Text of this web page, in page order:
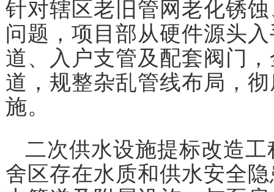
针对辖区老旧管网老化锈
问题，项目部从硬件源头
道、入户支管及配套阀门
道，规整杂乱管线布局，
施。
二次供水设施提标改造
舍区存在水质和供水安全